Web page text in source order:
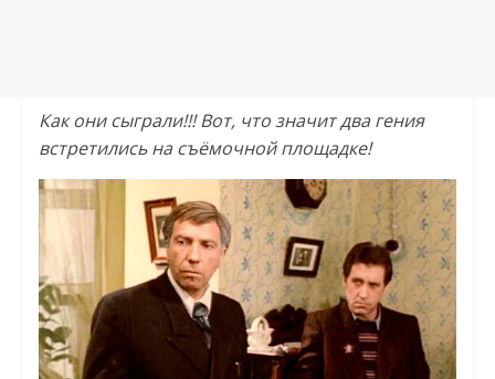
Как они сыграли!!! Вот, что значит два гения
встретились на съёмочной площадке!